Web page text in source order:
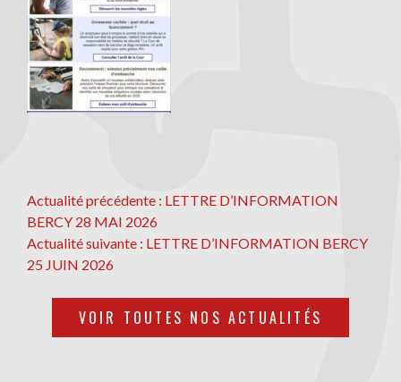
NAVIGATION
DE
L’ARTICLE
Actualité précédente : Actualité
LETTRE D’INFORMATION
BERCY 28 MAI 2026
Actualité suivante : Actualité
LETTRE D’INFORMATION BERCY
25 JUIN 2026
VOIR TOUTES NOS ACTUALITÉS